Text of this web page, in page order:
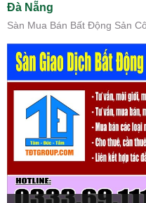
Đà Nẵng
Sàn Mua Bán Bất Động Sản